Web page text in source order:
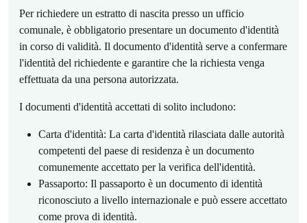
Per richiedere un estratto di nascita presso un ufficio
comunale, è obbligatorio presentare un documento d'identità
in corso di validità. Il documento d'identità serve a confermare
l'identità del richiedente e garantire che la richiesta venga
effettuata da una persona autorizzata.
I documenti d'identità accettati di solito includono:
Carta d'identità: La carta d'identità rilasciata dalle autorità
competenti del paese di residenza è un documento
comunemente accettato per la verifica dell'identità.
Passaporto: Il passaporto è un documento di identità
riconosciuto a livello internazionale e può essere accettato
come prova di identità.